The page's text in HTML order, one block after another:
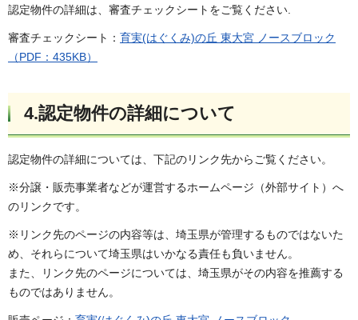
認定物件の詳細は、審査チェックシートをご覧ください.
審査チェックシート： 育実(はぐくみ)の丘 東大宮 ノースブロック
（PDF：435KB）
4.認定物件の詳細について
認定物件の詳細については、下記のリンク先からご覧ください。
※分譲・販売事業者などが運営するホームページ（外部サイト）へ
のリンクです。
※リンク先のページの内容等は、埼玉県が管理するものではないた
め、それらについて埼玉県はいかなる責任も負いません。
また、リンク先のページについては、埼玉県がその内容を推薦する
ものではありません。